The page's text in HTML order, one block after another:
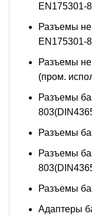
EN175301-
Разъемы
EN175301-
Разъемы
(пром.
Разъемы
Разъемы
Разъемы
Разъемы
Адаптеры